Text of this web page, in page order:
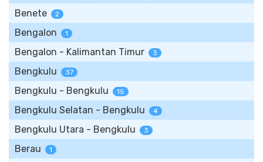
Benete 2
Bengalon 1
Bengalon - Kalimantan Timur 3
Bengkulu 37
Bengkulu - Bengkulu 15
Bengkulu Selatan - Bengkulu 4
Bengkulu Utara - Bengkulu 3
Berau 1